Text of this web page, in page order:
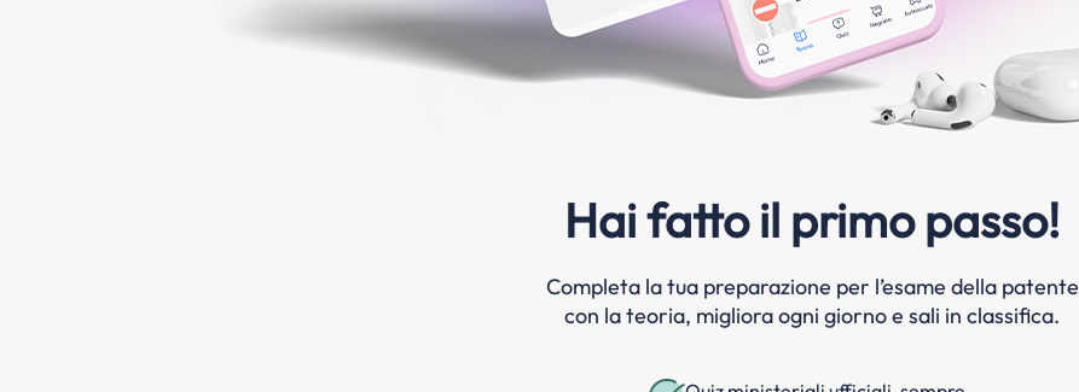
Hai fatto il primo passo!
Completa la tua preparazione per l’esame della patente
con la teoria, migliora ogni giorno e sali in classifica.